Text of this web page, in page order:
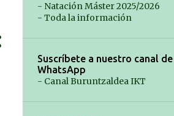
- Natación Máster 2025/2026
- Toda la información
Suscríbete a nuestro canal de
WhatsApp
- Canal Buruntzaldea IKT